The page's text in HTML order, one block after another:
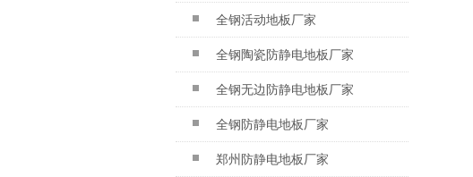
全钢活动地板厂家
全钢陶瓷防静电地板厂家
全钢无边防静电地板厂家
全钢防静电地板厂家
郑州防静电地板厂家